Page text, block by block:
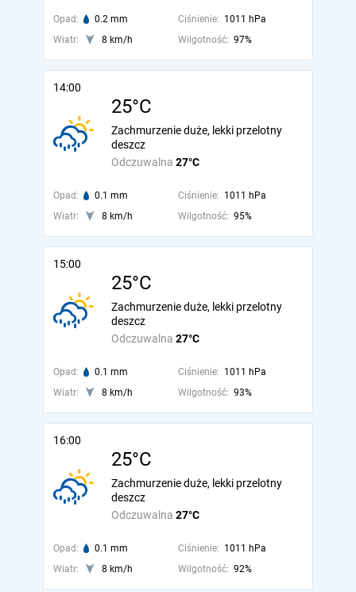
Opad: 0.2 mm Ciśnienie: 1011 hPa
Wiatr:
8 km/h Wilgotność: 97%
14:00
25°C
Odczuwalna 27°C
Zachmurzenie duże, lekki przelotny
deszcz
Opad: 0.1 mm Ciśnienie: 1011 hPa
Wiatr:
8 km/h Wilgotność: 95%
15:00
25°C
Odczuwalna 27°C
Zachmurzenie duże, lekki przelotny
deszcz
Opad: 0.1 mm Ciśnienie: 1011 hPa
Wiatr:
8 km/h Wilgotność: 93%
16:00
25°C
Odczuwalna 27°C
Zachmurzenie duże, lekki przelotny
deszcz
Opad: 0.1 mm Ciśnienie: 1011 hPa
Wiatr:
8 km/h Wilgotność: 92%